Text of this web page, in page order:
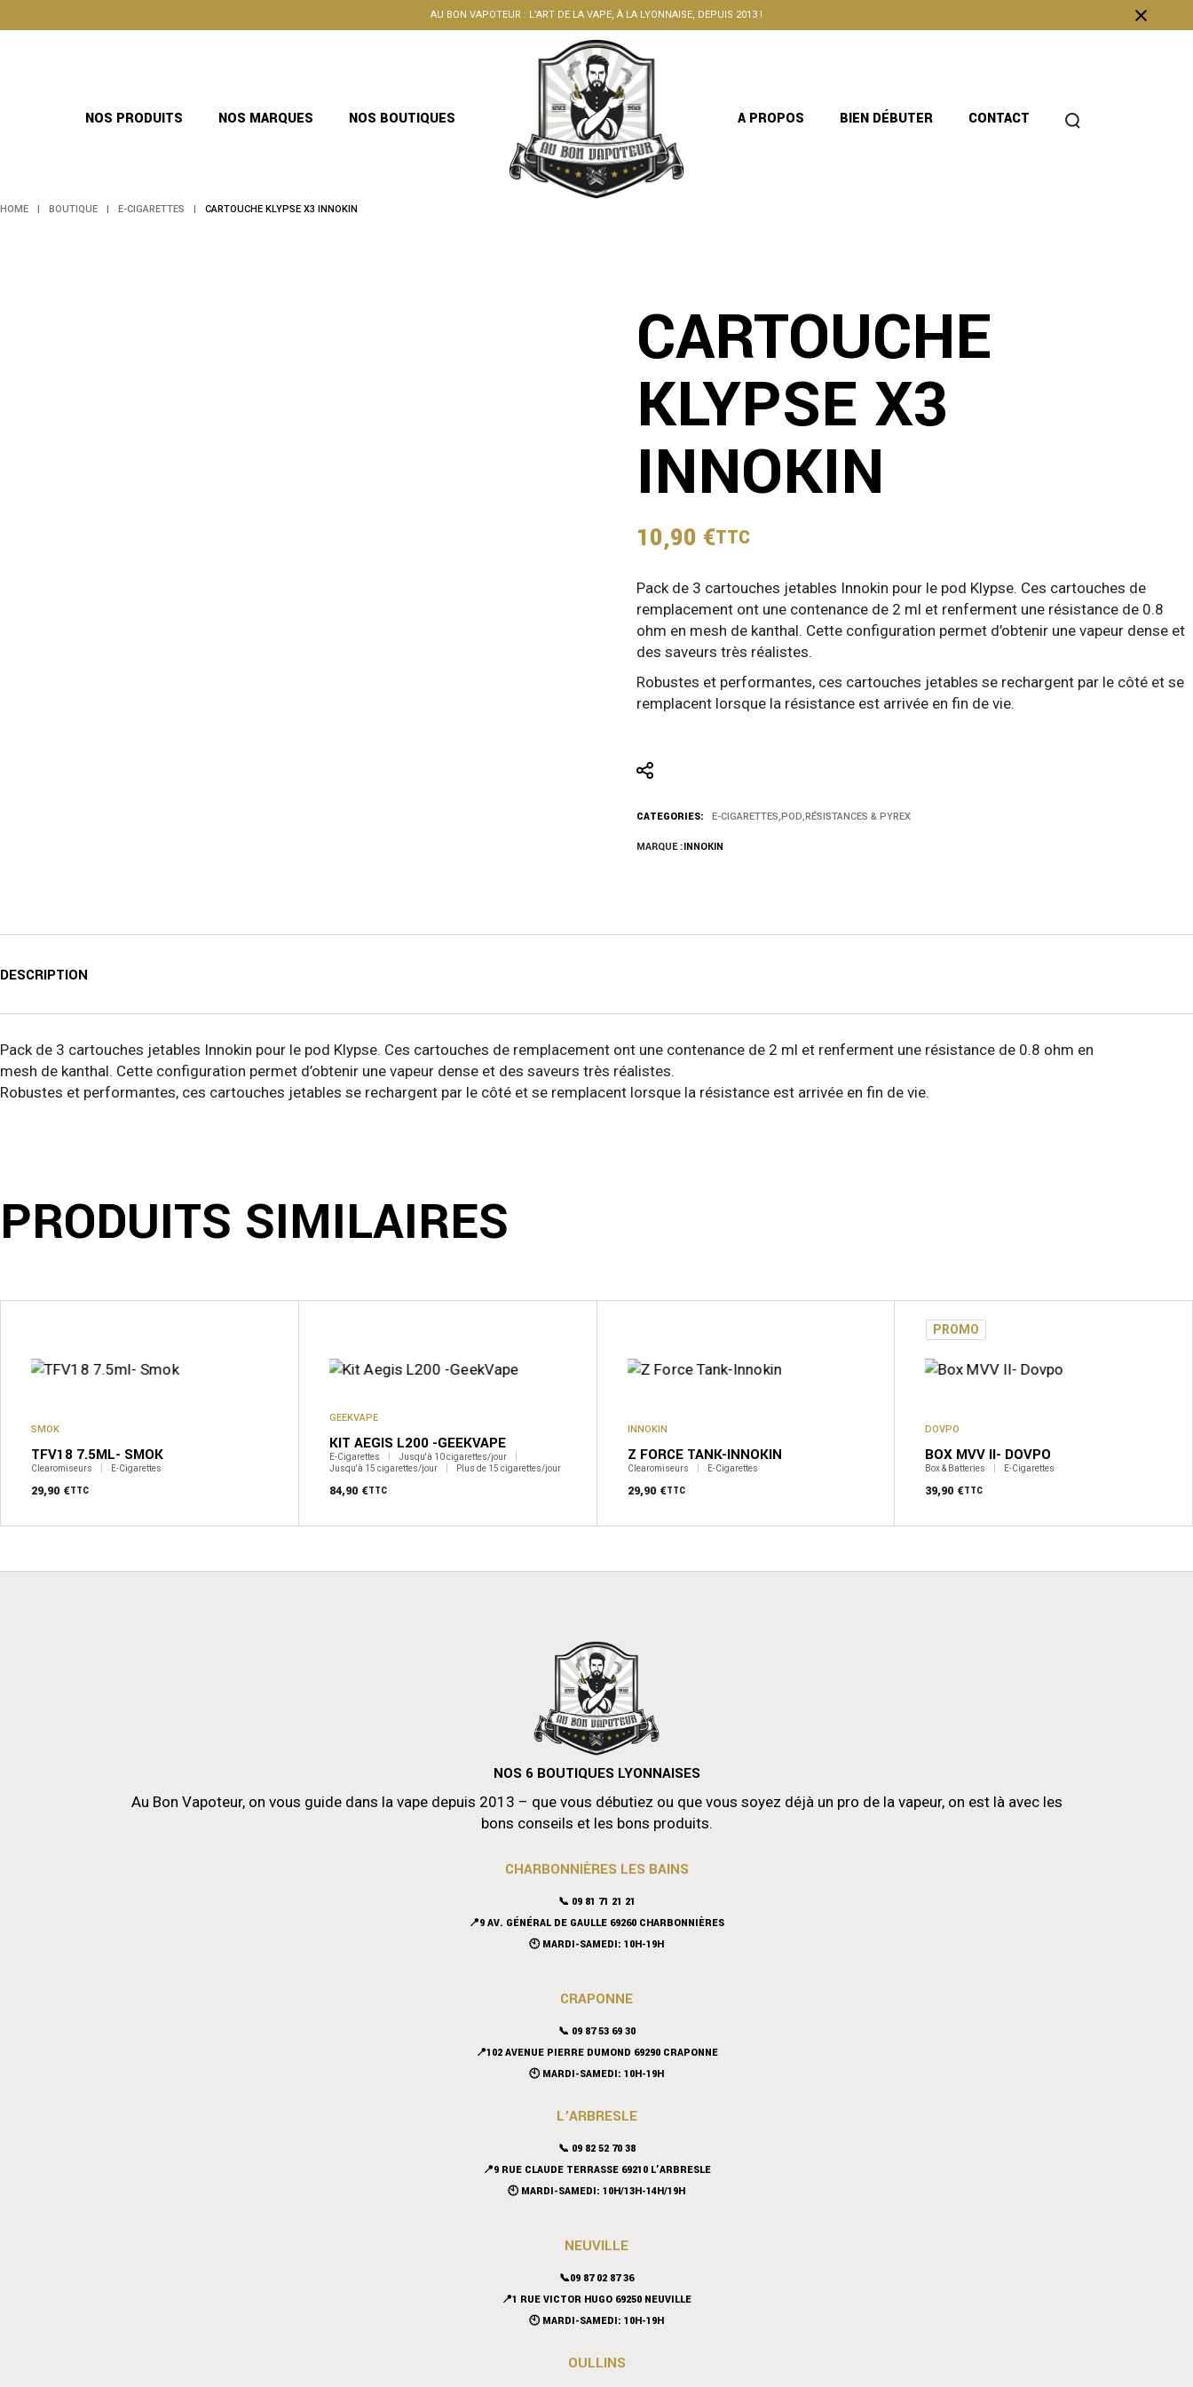
AU BON VAPOTEUR : L’ART DE LA VAPE, À LA LYONNAISE, DEPUIS 2013 !
NOS PRODUITS NOS MARQUES NOS BOUTIQUES A PROPOS BIEN DÉBUTER CONTACT
HOME BOUTIQUE E-CIGARETTES CARTOUCHE KLYPSE X3 INNOKIN
CARTOUCHE
KLYPSE X3
INNOKIN
10,90 €TTC
Pack de 3 cartouches jetables Innokin pour le pod Klypse. Ces cartouches de
remplacement ont une contenance de 2 ml et renferment une résistance de 0.8
ohm en mesh de kanthal. Cette configuration permet d’obtenir une vapeur dense et
des saveurs très réalistes.
Robustes et performantes, ces cartouches jetables se rechargent par le côté et se
remplacent lorsque la résistance est arrivée en fin de vie.
CATEGORIES: E-CIGARETTES,POD,RÉSISTANCES & PYREX
MARQUE :INNOKIN
DESCRIPTION
Pack de 3 cartouches jetables Innokin pour le pod Klypse. Ces cartouches de remplacement ont une contenance de 2 ml et renferment une résistance de 0.8 ohm en
mesh de kanthal. Cette configuration permet d’obtenir une vapeur dense et des saveurs très réalistes.
Robustes et performantes, ces cartouches jetables se rechargent par le côté et se remplacent lorsque la résistance est arrivée en fin de vie.
PRODUITS SIMILAIRES
SMOK
TFV18 7.5ML- SMOK
Clearomiseurs E-Cigarettes
29,90 €TTC
GEEKVAPE
KIT AEGIS L200 -GEEKVAPE
E-Cigarettes
Jusqu'à 10 cigarettes/jour
Jusqu'à 15 cigarettes/jour
Plus de 15 cigarettes/jour
84,90 €TTC
INNOKIN
Z FORCE TANK-INNOKIN
Clearomiseurs E-Cigarettes
29,90 €TTC
PROMO
DOVPO
BOX MVV II- DOVPO
Box & Batteries E-Cigarettes
39,90 €TTC
NOS 6 BOUTIQUES LYONNAISES
Au Bon Vapoteur, on vous guide dans la vape depuis 2013 – que vous débutiez ou que vous soyez déjà un pro de la vapeur, on est là avec les
bons conseils et les bons produits.
CHARBONNIÈRES LES BAINS
📞 09 81 71 21 21
📍9 AV. GÉNÉRAL DE GAULLE 69260 CHARBONNIÈRES
🕙 MARDI-SAMEDI: 10H-19H
CRAPONNE
📞 09 87 53 69 30
📍102 AVENUE PIERRE DUMOND 69290 CRAPONNE
🕙 MARDI-SAMEDI: 10H-19H
L’ARBRESLE
📞 09 82 52 70 38
📍9 RUE CLAUDE TERRASSE 69210 L’ARBRESLE
🕙 MARDI-SAMEDI: 10H/13H-14H/19H
NEUVILLE
📞09 87 02 87 36
📍1 RUE VICTOR HUGO 69250 NEUVILLE
🕙 MARDI-SAMEDI: 10H-19H
OULLINS